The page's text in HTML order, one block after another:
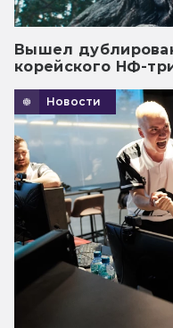
Вышел
корейского НФ-
Новости